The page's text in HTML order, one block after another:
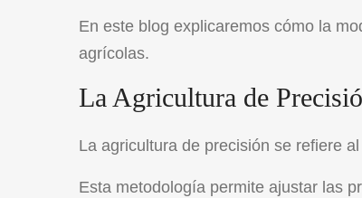
En este blog explicaremos cómo la
agrícolas.
La Agricultura de
La agricultura de precisión se refiere
Esta metodología permite ajustar las